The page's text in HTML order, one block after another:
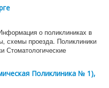
о поликлиниках в
схемы проезда. Поликлиники
Стоматологические
Поликлиника № 1),